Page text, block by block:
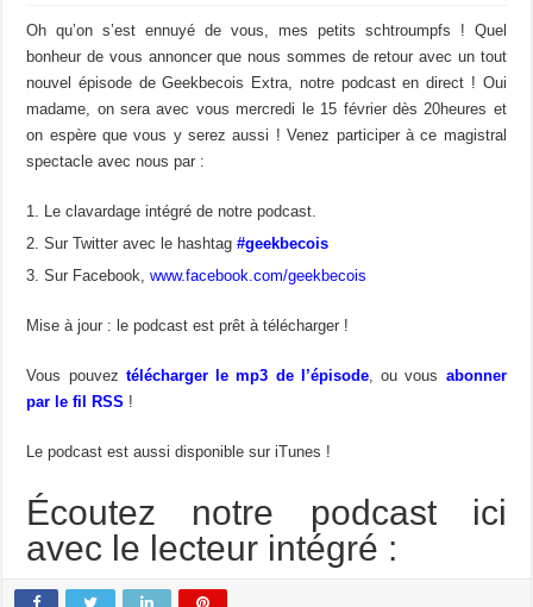
Oh qu’on s’est ennuyé de vous, mes petits schtroumpfs ! Quel
bonheur de vous annoncer que nous sommes de retour avec un tout
nouvel épisode de Geekbecois Extra, notre podcast en direct ! Oui
madame, on sera avec vous mercredi le 15 février dès 20heures et
on espère que vous y serez aussi ! Venez participer à ce magistral
spectacle avec nous par :
Le clavardage intégré de notre podcast.
Sur Twitter avec le hashtag#geekbecois
Sur Facebook,www.facebook.com/geekbecois
Mise à jour : le podcast est prêt à télécharger !
Vous pouvez télécharger le mp3 de l’épisode, ou vous abonner
par le fil RSS !
Le podcast est aussi disponible sur iTunes !
Écoutez notre podcast ici
avec le lecteur intégré :